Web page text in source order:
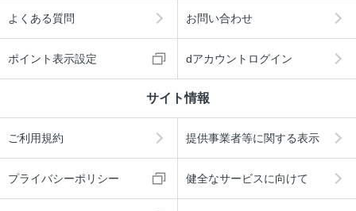
よくある質問 お問い合わせ
ポイント表示設定 dアカウントログイン
サイト情報
ご利用規約 提供事業者等に関する表示
プライバシーポリシー 健全なサービスに向けて